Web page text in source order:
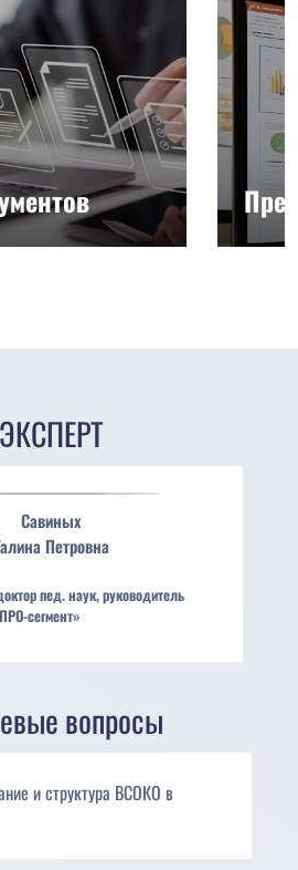
вопросы
и структура ВСОКО в
ЭКСПЕРТ
Савиных
Петровна
пед. наук, руководитель
сегмент»